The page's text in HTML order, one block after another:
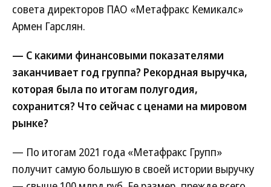
совета директоров ПАО «Метафракс Кемикалс»
Армен Гарслян.
— С какими финансовыми показателями
заканчивает год группа? Рекордная выручка,
которая была по итогам полугодия,
сохранится? Что сейчас с ценами на мировом
рынке?
— По итогам 2021 года «Метафракс Групп»
получит самую большую в своей истории выручку